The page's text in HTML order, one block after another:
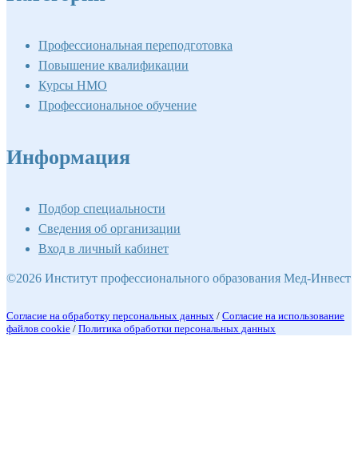
Профессиональная переподготовка
Повышение квалификации
Курсы НМО
Профессиональное обучение
Информация
Подбор специальности
Сведения об организации
Вход в личный кабинет
©2026 Институт профессионального образования Мед-Инвест
Согласие на обработку персональных данных / Согласие на использование
файлов cookie / Политика обработки персональных данных